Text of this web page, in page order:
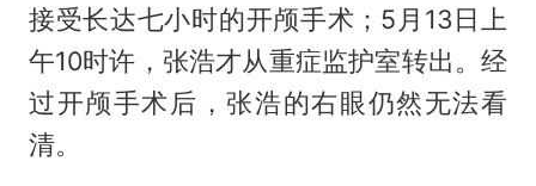
接受长达七小时的开颅手术；5月13日上
午10时许，张浩才从重症监护室转出。经
过开颅手术后，张浩的右眼仍然无法看
清。